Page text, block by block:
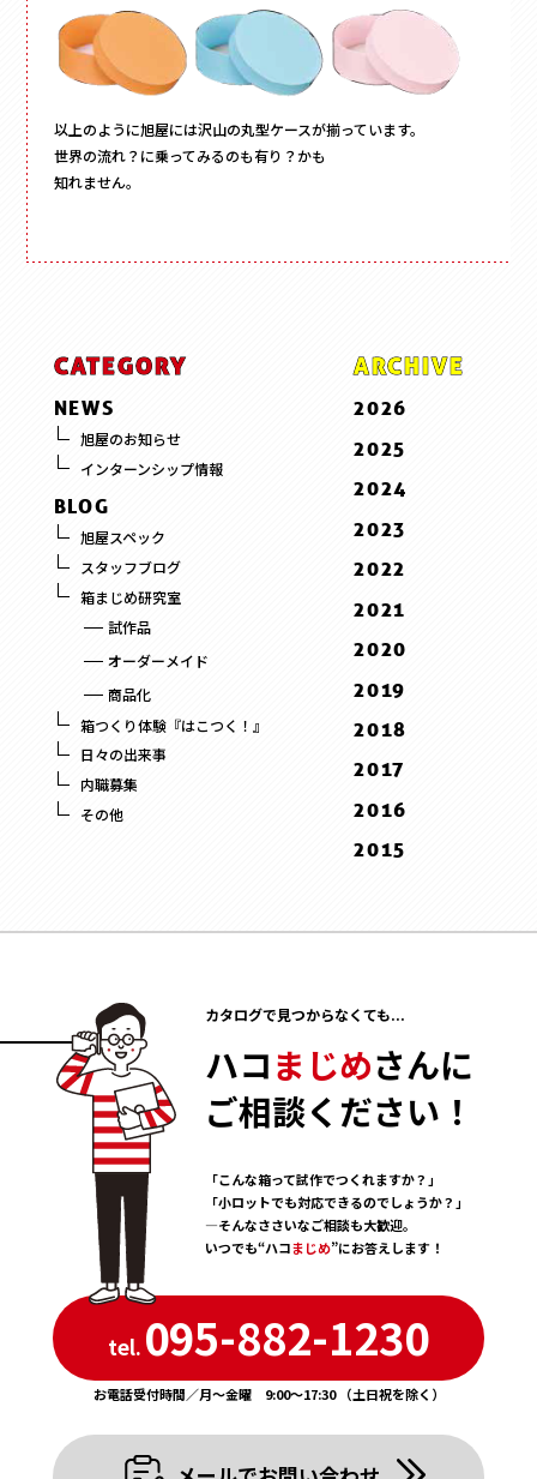
以上のように旭屋には沢山の丸型ケースが揃っています。
世界の流れ？に乗ってみるのも有り？かも
知れません。
CATEGORY
NEWS
旭屋のお知らせ
インターンシップ情報
BLOG
旭屋スペック
スタッフブログ
箱まじめ研究室
試作品
オーダーメイド
商品化
箱つくり体験『はこつく！』
日々の出来事
内職募集
その他
ARCHIVE
2026
7 . July
3 . March
2 . February
1 . January
2025
12 . December
9 . September
8 . August
7 . July
6 . June
3 . March
2 . February
1 . January
2024
12 . December
9 . September
8 . August
7 . July
6 . June
2023
12 . December
2022
10 . October
2021
12 . December
3 . March
2 . February
1 . January
2020
12 . December
9 . September
8 . August
5 . May
2019
12 . December
9 . September
8 . August
3 . March
2 . February
2018
12 . December
9 . September
6 . June
2 . February
1 . January
2017
12 . December
1 . January
2016
12 . December
9 . September
7 . July
5 . May
4 . April
2 . February
1 . January
2015
8 . August
7 . July
6 . June
5 . May
3 . March
カタログで見つからなくても...
ハコまじめさんに
ご相談ください！
「こんな箱って試作でつくれますか？」
「小ロットでも対応できるのでしょうか？」
―そんなささいなご相談も大歓迎。
いつでも“ハコまじめ”にお答えします！
tel. 095-882-1230
お電話受付時間／月〜金曜 9:00〜17:30 （土日祝を除く）